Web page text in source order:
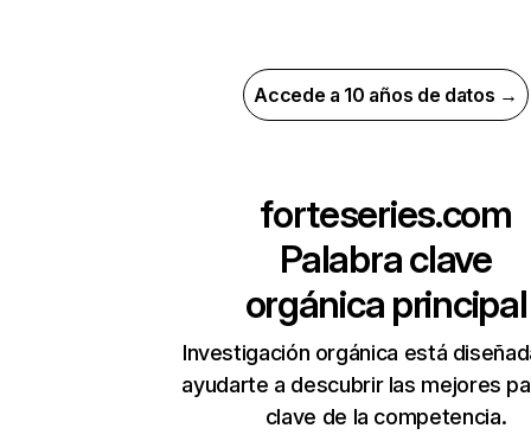
Accede a 10 años de datos →
forteseries.com
Palabra clave
orgánica principal
Investigación orgánica está
ayudarte a descubrir las mejores
clave de la competencia.